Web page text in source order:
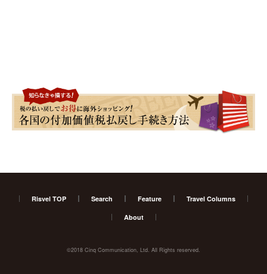
Risvel TOP Search Feature Travel Columns
About
©2018 Cinq Communication, Ltd. All Rights reserved.